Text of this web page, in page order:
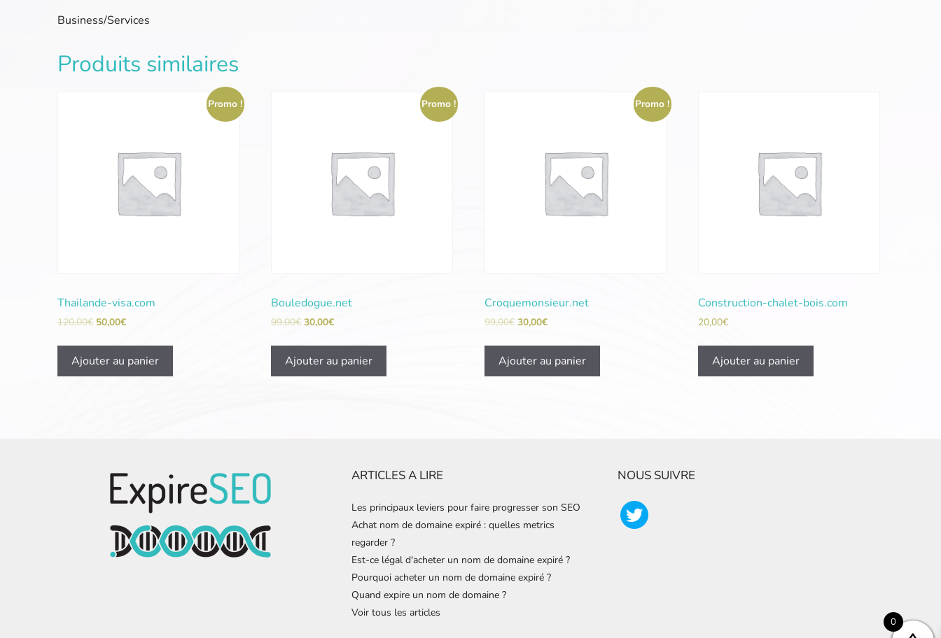
Business/Services
Produits similaires
Promo !
Thailande-visa.com
120,00€ 50,00€
Ajouter au panier
Promo !
Bouledogue.net
99,00€ 30,00€
Ajouter au panier
Promo !
Croquemonsieur.net
99,00€ 30,00€
Ajouter au panier
Construction-chalet-bois.com
20,00€
Ajouter au panier
ARTICLES A LIRE
Les principaux leviers pour faire progresser son SEO
Achat nom de domaine expiré : quelles metrics
regarder ?
Est-ce légal d'acheter un nom de domaine expiré ?
Pourquoi acheter un nom de domaine expiré ?
Quand expire un nom de domaine ?
Voir tous les articles
NOUS SUIVRE
0